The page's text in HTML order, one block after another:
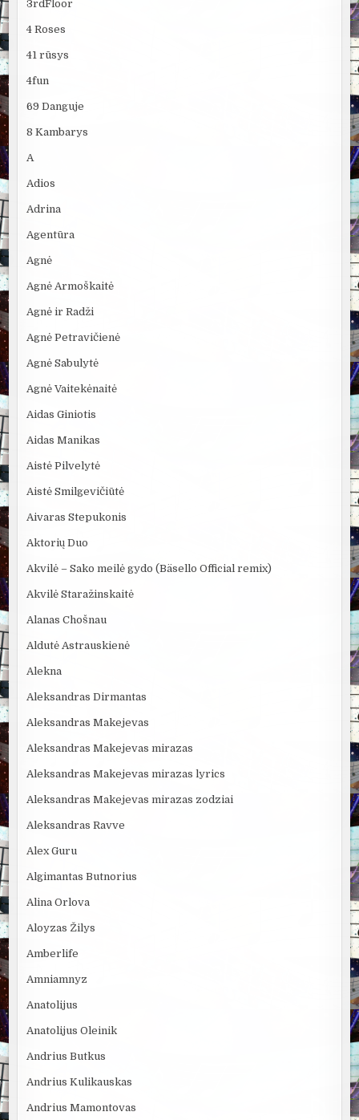
3rdFloor
4 Roses
41 rūsys
4fun
69 Danguje
8 Kambarys
A
Adios
Adrina
Agentūra
Agnė
Agnė Armoškaitė
Agnė ir Radži
Agnė Petravičienė
Agnė Sabulytė
Agnė Vaitekėnaitė
Aidas Giniotis
Aidas Manikas
Aistė Pilvelytė
Aistė Smilgevičiūtė
Aivaras Stepukonis
Aktorių Duo
Akvilė – Sako meilė gydo (Bäsello Official remix)
Akvilė Staražinskaitė
Alanas Chošnau
Aldutė Astrauskienė
Alekna
Aleksandras Dirmantas
Aleksandras Makejevas
Aleksandras Makejevas mirazas
Aleksandras Makejevas mirazas lyrics
Aleksandras Makejevas mirazas zodziai
Aleksandras Ravve
Alex Guru
Algimantas Butnorius
Alina Orlova
Aloyzas Žilys
Amberlife
Amniamnyz
Anatolijus
Anatolijus Oleinik
Andrius Butkus
Andrius Kulikauskas
Andrius Mamontovas